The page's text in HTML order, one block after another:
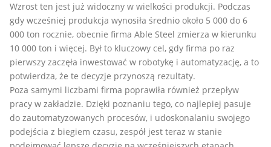
Wzrost ten jest już widoczny w wielkości produkcji. Podczas
gdy wcześniej produkcja wynosiła średnio około 5 000 do 6
000 ton rocznie, obecnie firma Able Steel zmierza w kierunku
10 000 ton i więcej. Był to kluczowy cel, gdy firma po raz
pierwszy zaczęła inwestować w robotykę i automatyzację, a to
potwierdza, że te decyzje przynoszą rezultaty.
Poza samymi liczbami firma poprawiła również przepływ
pracy w zakładzie. Dzięki poznaniu tego, co najlepiej pasuje
do zautomatyzowanych procesów, i udoskonalaniu swojego
podejścia z biegiem czasu, zespół jest teraz w stanie